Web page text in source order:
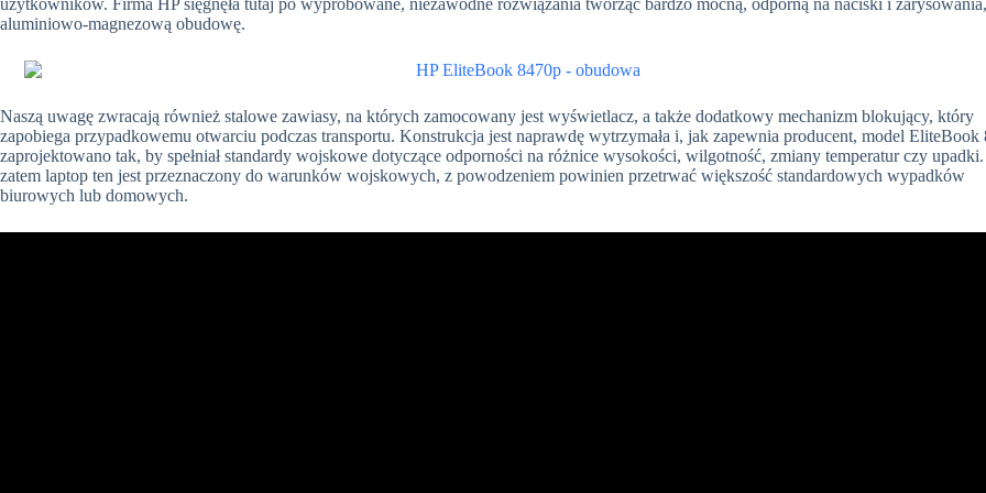
użytkowników. Firma HP sięgnęła tutaj po wypróbowane, niezawodne rozwiązania tworząc bardzo mocną, odporną na naciski i zarysowania,
aluminiowo-magnezową obudowę.
Naszą uwagę zwracają również stalowe zawiasy, na których zamocowany jest wyświetlacz, a także dodatkowy mechanizm blokujący, który
zapobiega przypadkowemu otwarciu podczas transportu. Konstrukcja jest naprawdę wytrzymała i, jak zapewnia producent, model EliteBook
zaprojektowano tak, by spełniał standardy wojskowe dotyczące odporności na różnice wysokości, wilgotność, zmiany temperatur czy upadki.
zatem laptop ten jest przeznaczony do warunków wojskowych, z powodzeniem powinien przetrwać większość standardowych wypadków
biurowych lub domowych.